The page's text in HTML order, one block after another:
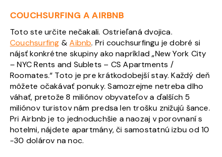
COUCHSURFING A AIRBNB
Toto ste určite nečakali. Ostrieľaná dvojica.
Couchsurfing &Aibnb. Pri couchsurfingu je dobré si
nájsť konkrétne skupiny ako napríklad „New York City
– NYC Rents and Sublets – CS Apartments /
Roomates.“ Toto je pre krátkodobejší stay. Každý deň
môžete očakávať ponuky. Samozrejme netreba dlho
váhať, pretože 8 miliónov obyvateľov a ďalších 5
miliónov turistov nám predsa len trošku znižujú šance.
Pri Airbnb je to jednoduchšie a naozaj v porovnaní s
hotelmi, nájdete apartmány, či samostatnú izbu od 10
-30 dolárov na noc.